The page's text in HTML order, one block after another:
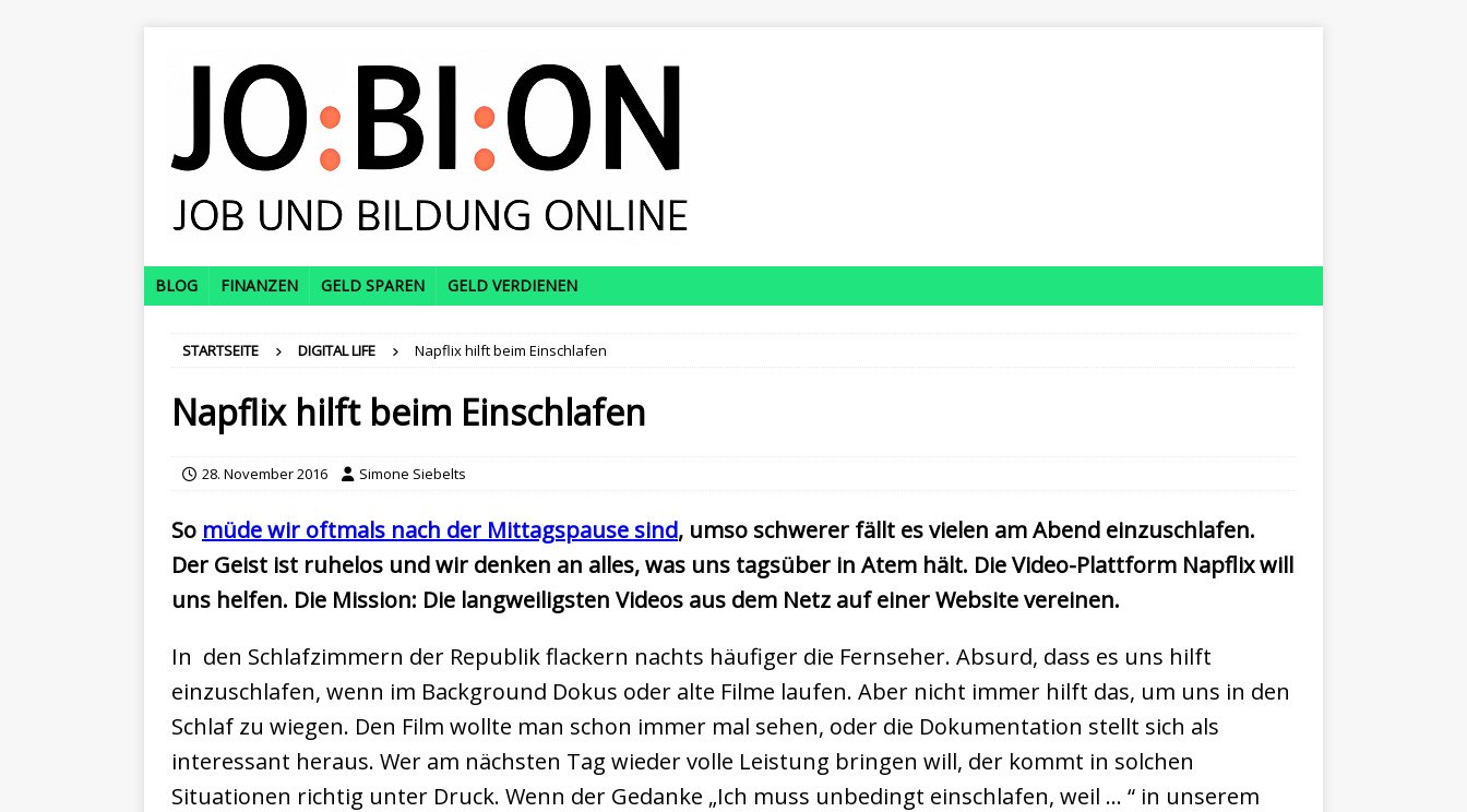
BLOG FINANZEN GELD SPAREN GELD VERDIENEN
STARTSEITE DIGITAL LIFE Napflix hilft beim Einschlafen
Napflix hilft beim Einschlafen
28. November 2016 Simone Siebelts
So müde wir oftmals nach der Mittagspause sind, umso schwerer fällt es vielen am Abend einzuschlafen.
Der Geist ist ruhelos und wir denken an alles, was uns tagsüber in Atem hält. Die Video-Plattform Napflix will
uns helfen. Die Mission: Die langweiligsten Videos aus dem Netz auf einer Website vereinen.
In den Schlafzimmern der Republik flackern nachts häufiger die Fernseher. Absurd, dass es uns hilft
einzuschlafen, wenn im Background Dokus oder alte Filme laufen. Aber nicht immer hilft das, um uns in den
Schlaf zu wiegen. Den Film wollte man schon immer mal sehen, oder die Dokumentation stellt sich als
interessant heraus. Wer am nächsten Tag wieder volle Leistung bringen will, der kommt in solchen
Situationen richtig unter Druck. Wenn der Gedanke „Ich muss unbedingt einschlafen, weil … “ in unserem